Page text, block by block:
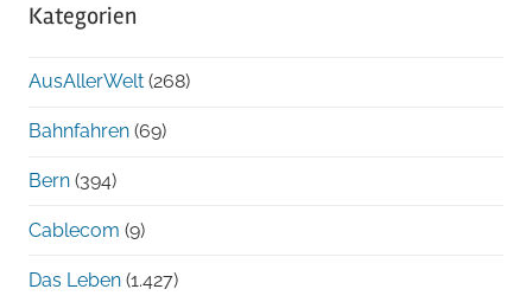
chronologisch
Kategorien
AusAllerWelt (268)
Bahnfahren (69)
Bern (394)
Cablecom (9)
Das Leben (1.427)